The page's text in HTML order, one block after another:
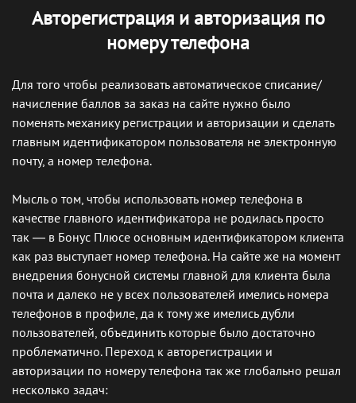
Авторегистрация и авторизация по
номеру телефона
Для того чтобы реализовать автоматическое списание/
начисление баллов за заказ на сайте нужно было
поменять механику регистрации и авторизации и сделать
главным идентификатором пользователя не электронную
почту, а номер телефона.
Мысль о том, чтобы использовать номер телефона в
качестве главного идентификатора не родилась просто
так — в Бонус Плюсе основным идентификатором клиента
как раз выступает номер телефона. На сайте же на момент
внедрения бонусной системы главной для клиента была
почта и далеко не у всех пользователей имелись номера
телефонов в профиле, да к тому же имелись дубли
пользователей, объединить которые было достаточно
проблематично. Переход к авторегистрации и
авторизации по номеру телефона так же глобально решал
несколько задач: